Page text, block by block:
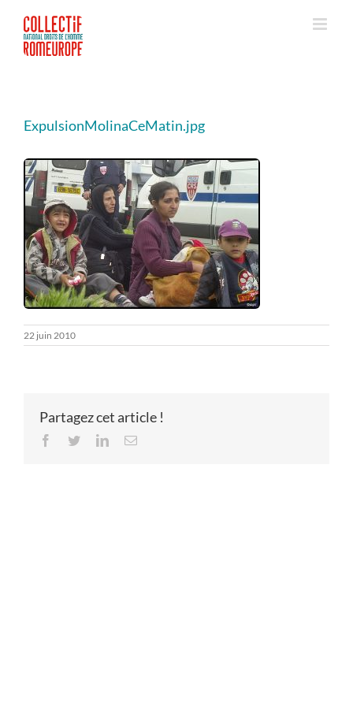
contenu
ExpulsionMolinaCeMatin.jpg
22 juin 2010
Partagez cet article !
Facebook
TwitterLinkedInEmail